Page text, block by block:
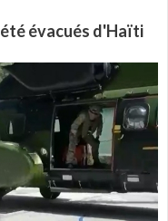
évacués d'Haïti